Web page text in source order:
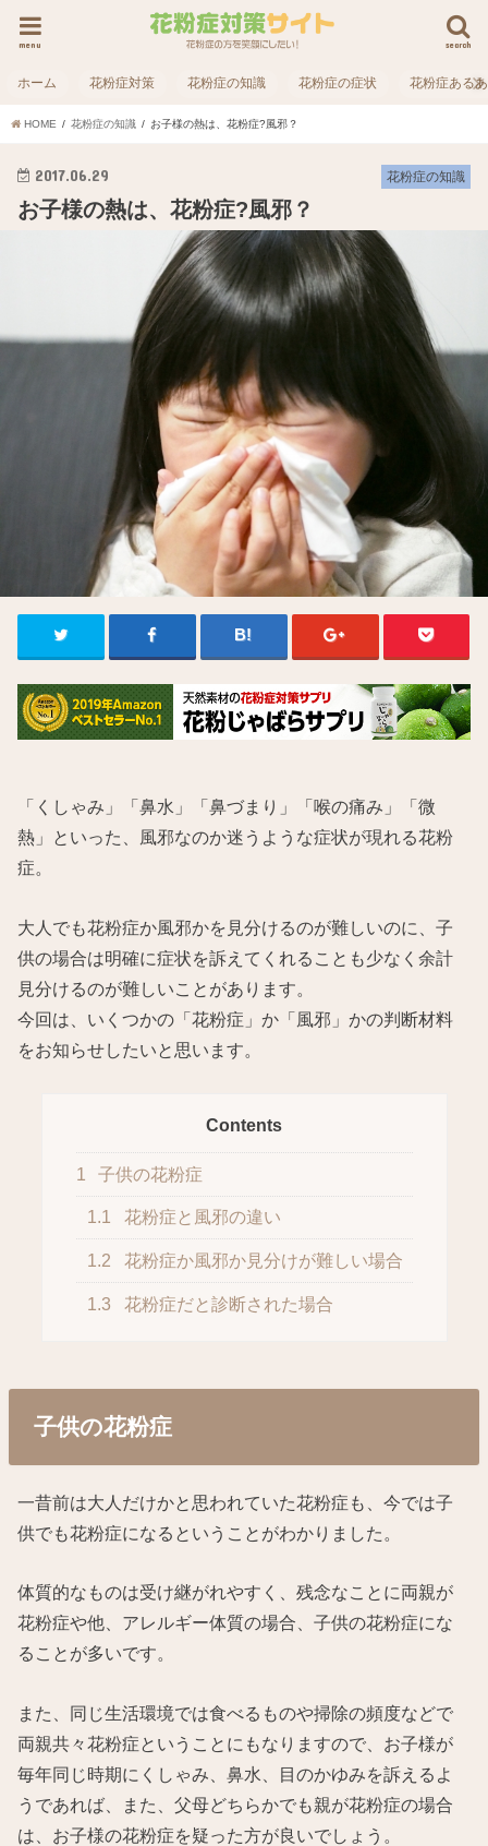
search
menu
ホーム 花粉症対策 花粉症の知識 花粉症の症状 花粉症ある
HOME 花粉症の知識 お子様の熱は、花粉症?風邪？
花粉症の知識
2017.06.29
お子様の熱は、花粉症?風邪？
「くしゃみ」「鼻水」「鼻づまり」「喉の痛み」「微
熱」といった、風邪なのか迷うような症状が現れる花粉
症。
大人でも花粉症か風邪かを見分けるのが難しいのに、子
供の場合は明確に症状を訴えてくれることも少なく余計
見分けるのが難しいことがあります。
今回は、いくつかの「花粉症」か「風邪」かの判断材料
をお知らせしたいと思います。
Contents
1 子供の花粉症
1.1 花粉症と風邪の違い
1.2 花粉症か風邪か見分けが難しい場合
1.3 花粉症だと診断された場合
子供の花粉症
一昔前は大人だけかと思われていた花粉症も、今では子
供でも花粉症になるということがわかりました。
体質的なものは受け継がれやすく、残念なことに両親が
花粉症や他、アレルギー体質の場合、子供の花粉症にな
ることが多いです。
また、同じ生活環境では食べるものや掃除の頻度などで
両親共々花粉症ということにもなりますので、お子様が
毎年同じ時期にくしゃみ、鼻水、目のかゆみを訴えるよ
うであれば、また、父母どちらかでも親が花粉症の場合
は、お子様の花粉症を疑った方が良いでしょう。